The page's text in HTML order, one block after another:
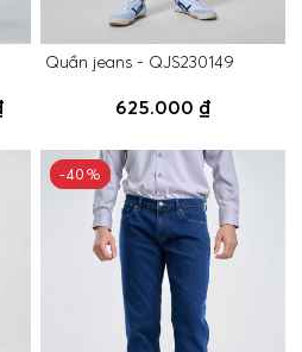
Quần jeans - QJS230149
625.000 ₫
-40%
-40%